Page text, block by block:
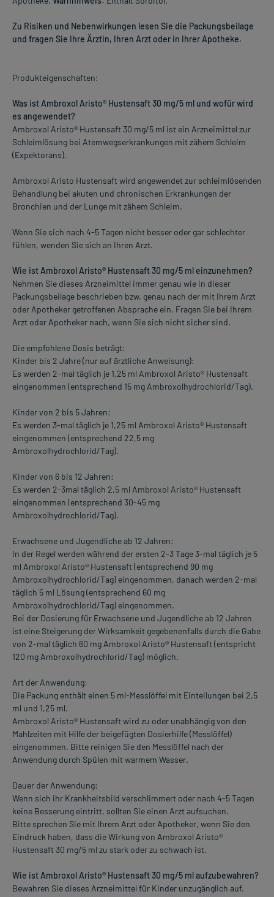
Zu Risiken und Nebenwirkungen lesen Sie die Packungsbeilage
und fragen Sie Ihre Ärztin, Ihren Arzt oder in Ihrer Apotheke.
Produkteigenschaften:
Was ist Ambroxol Aristo® Hustensaft 30 mg/5 ml und wofür wird
es angewendet?
Ambroxol Aristo® Hustensaft 30 mg/5 ml ist ein Arzneimittel zur
Schleimlösung bei Atemwegserkrankungen mit zähem Schleim
(Expektorans).
Ambroxol Aristo Hustensaft wird angewendet zur schleimlösenden
Behandlung bei akuten und chronischen Erkrankungen der
Bronchien und der Lunge mit zähem Schleim.
Wenn Sie sich nach 4-5 Tagen nicht besser oder gar schlechter
fühlen, wenden Sie sich an Ihren Arzt.
Wie ist Ambroxol Aristo® Hustensaft 30 mg/5 ml einzunehmen?
Nehmen Sie dieses Arzneimittel immer genau wie in dieser
Packungsbeilage beschrieben bzw. genau nach der mit Ihrem Arzt
oder Apotheker getroffenen Absprache ein. Fragen Sie bei Ihrem
Arzt oder Apotheker nach, wenn Sie sich nicht sicher sind.
Die empfohlene Dosis beträgt:
Kinder bis 2 Jahre (nur auf ärztliche Anweisung):
Es werden 2-mal täglich je 1,25 ml Ambroxol Aristo® Hustensaft
eingenommen (entsprechend 15 mg Ambroxolhydrochlorid/Tag).
Kinder von 2 bis 5 Jahren:
Es werden 3-mal täglich je 1,25 ml Ambroxol Aristo® Hustensaft
eingenommen (entsprechend 22,5 mg
Ambroxolhydrochlorid/Tag).
Kinder von 6 bis 12 Jahren:
Es werden 2-3mal täglich 2,5 ml Ambroxol Aristo® Hustensaft
eingenommen (entsprechend 30-45 mg
Ambroxolhydrochlorid/Tag).
Erwachsene und Jugendliche ab 12 Jahren:
In der Regel werden während der ersten 2-3 Tage 3-mal täglich je 5
ml Ambroxol Aristo® Hustensaft (entsprechend 90 mg
Ambroxolhydrochlorid/Tag) eingenommen, danach werden 2-mal
täglich 5 ml Lösung (entsprechend 60 mg
Ambroxolhydrochlorid/Tag) eingenommen.
Bei der Dosierung für Erwachsene und Jugendliche ab 12 Jahren
ist eine Steigerung der Wirksamkeit gegebenenfalls durch die Gabe
von 2-mal täglich 60 mg Ambroxol Aristo® Hustensaft (entspricht
120 mg Ambroxolhydrochlorid/Tag) möglich.
Art der Anwendung:
Die Packung enthält einen 5 ml-Messlöffel mit Einteilungen bei 2,5
ml und 1,25 ml.
Ambroxol Aristo® Hustensaft wird zu oder unabhängig von den
Mahlzeiten mit Hilfe der beigefügten Dosierhilfe (Messlöffel)
eingenommen. Bitte reinigen Sie den Messlöffel nach der
Anwendung durch Spülen mit warmem Wasser.
Dauer der Anwendung:
Wenn sich ihr Krankheitsbild verschlimmert oder nach 4-5 Tagen
keine Besserung eintritt, sollten Sie einen Arzt aufsuchen.
Bitte sprechen Sie mit Ihrem Arzt oder Apotheker, wenn Sie den
Eindruck haben, dass die Wirkung von Ambroxol Aristo®
Hustensaft 30 mg/5 ml zu stark oder zu schwach ist.
Wie ist Ambroxol Aristo® Hustensaft 30 mg/5 ml aufzubewahren?
Bewahren Sie dieses Arzneimittel für Kinder unzugänglich auf.